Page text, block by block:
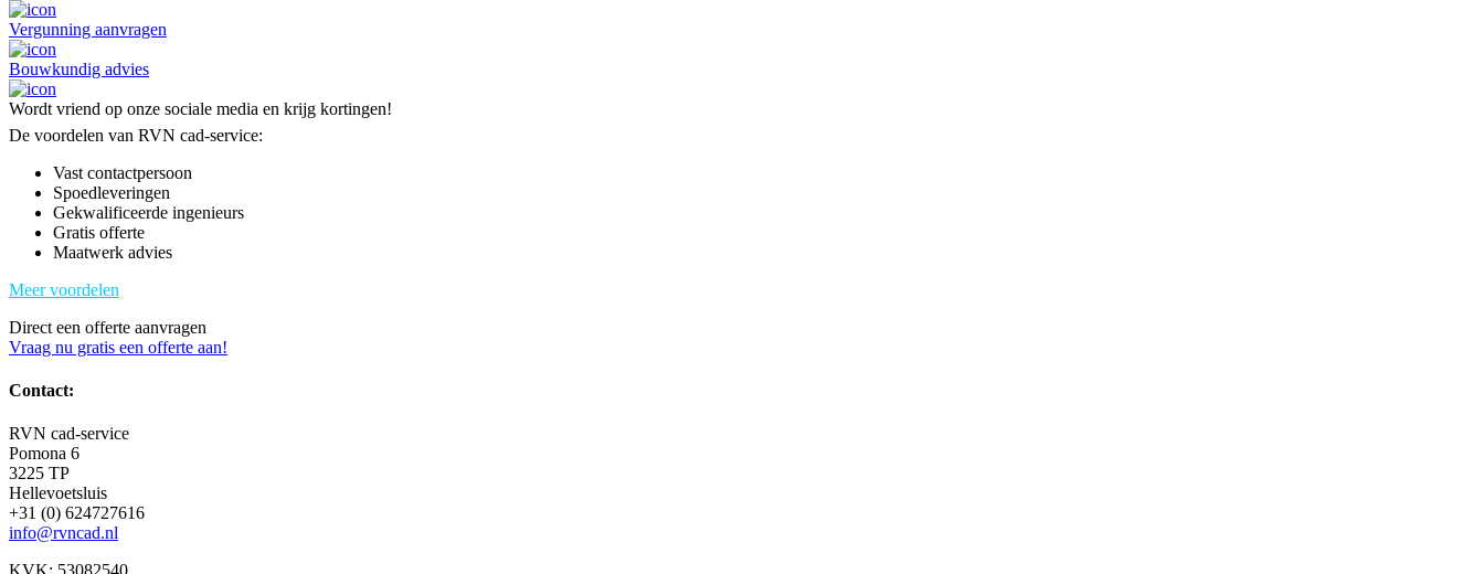
Vergunning aanvragen
Bouwkundig advies
Wordt vriend op onze sociale media en krijg kortingen!
De voordelen van RVN cad-service:
Vast contactpersoon
Spoedleveringen
Gekwalificeerde ingenieurs
Gratis offerte
Maatwerk advies
Meer voordelen
Direct een offerte aanvragen
Vraag nu gratis een offerte aan!
Contact:
RVN cad-service
Pomona 6
3225 TP
Hellevoetsluis
+31 (0) 624727616
info@rvncad.nl